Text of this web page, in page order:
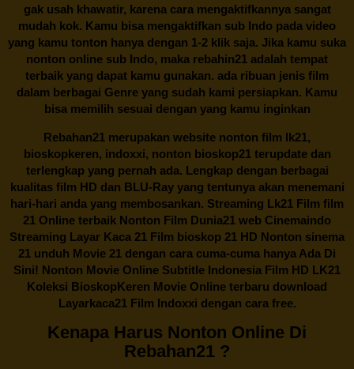
gak usah khawatir, karena cara mengaktifkannya sangat
mudah kok. Kamu bisa mengaktifkan sub Indo pada video
yang kamu tonton hanya dengan 1-2 klik saja. Jika kamu suka
nonton online sub Indo, maka rebahin21 adalah tempat
terbaik yang dapat kamu gunakan. ada ribuan jenis film
dalam berbagai Genre yang sudah kami persiapkan. Kamu
bisa memilih sesuai dengan yang kamu inginkan
Rebahan21 merupakan website nonton film lk21,
bioskopkeren, indoxxi, nonton bioskop21 terupdate dan
terlengkap yang pernah ada. Lengkap dengan berbagai
kualitas film HD dan BLU-Ray yang tentunya akan menemani
hari-hari anda yang membosankan. Streaming Lk21 Film film
21 Online terbaik Nonton Film Dunia21 web Cinemaindo
Streaming Layar Kaca 21 Film bioskop 21 HD Nonton sinema
21 unduh Movie 21 dengan cara cuma-cuma hanya Ada Di
Sini! Nonton Movie Online Subtitle Indonesia Film HD LK21
Koleksi BioskopKeren Movie Online terbaru download
Layarkaca21 Film Indoxxi dengan cara free.
Kenapa Harus Nonton Online Di
Rebahan21 ?